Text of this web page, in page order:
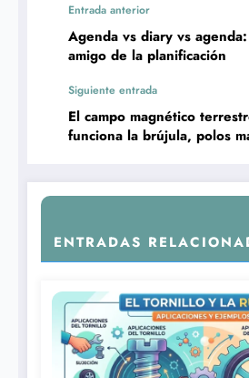
Entrada anterior
Agenda vs diary vs
amigo de la planificación
Siguiente entrada
El campo magnético
funciona la brújula, polos
ENTRADAS